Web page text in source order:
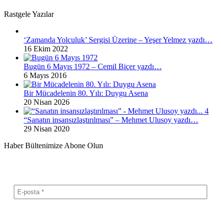
Rastgele Yazılar
‘Zamanda Yolculuk’ Sergisi Üzerine – Yeşer Yelmez yazdı…
16 Ekim 2022
Bugün 6 Mayıs 1972 – Cemil Biçer yazdı…
6 Mayıs 2016
Bir Mücadelenin 80. Yılı: Duygu Asena
20 Nisan 2026
“Sanatın insansızlaştırılması” – Mehmet Ulusoy yazdı…
29 Nisan 2020
Haber Bültenimize Abone Olun